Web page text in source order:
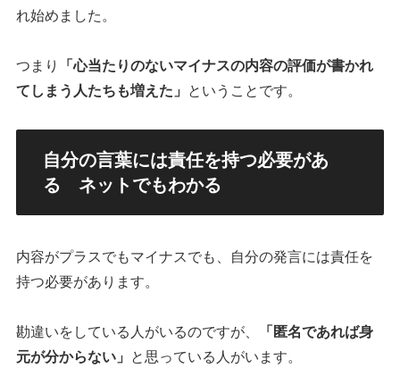
れ始めました。
つまり
「心当たりのないマイナスの内容の評価が書かれ
てしまう人たちも増えた」
ということです。
自分の言葉には責任を持つ必要があ
る ネットでもわかる
内容がプラスでもマイナスでも、自分の発言には責任を
持つ必要があります。
勘違いをしている人がいるのですが、
「匿名であれば身
元が分からない」
と思っている人がいます。